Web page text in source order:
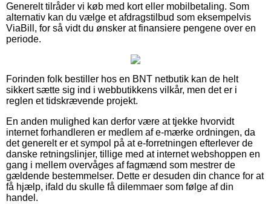
Generelt tilråder vi køb med kort eller mobilbetaling. Som
alternativ kan du vælge et afdragstilbud som eksempelvis
ViaBill, for så vidt du ønsker at finansiere pengene over en
periode.
Forinden folk bestiller hos en BNT netbutik kan de helt
sikkert sætte sig ind i webbutikkens vilkår, men det er i
reglen et tidskrævende projekt.
En anden mulighed kan derfor være at tjekke hvorvidt
internet forhandleren er medlem af e-mærke ordningen, da
det generelt er et sympol på at e-forretningen efterlever de
danske retningslinjer, tillige med at internet webshoppen en
gang i mellem overvåges af fagmænd som mestrer de
gældende bestemmelser. Dette er desuden din chance for at
få hjælp, ifald du skulle få dilemmaer som følge af din
handel.